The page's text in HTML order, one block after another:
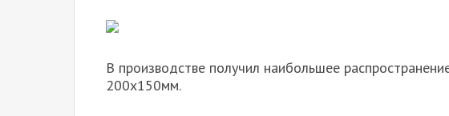
В производстве получил наибольшее
200х150мм.